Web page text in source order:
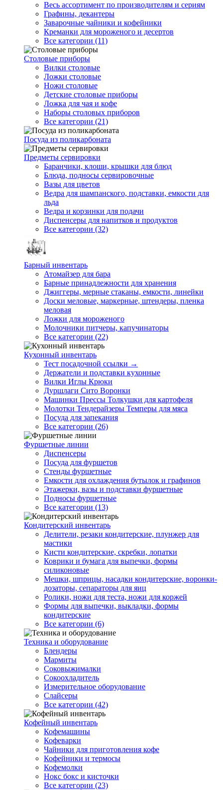
Весь ассортимент по производителям и сериям
Графины, декантеры
Заварочные чайники и кофейники
Креманки для мороженого и десертов
Все категории (11)
Столовые приборы
Вилки столовые
Ложки столовые
Ножи столовые
Детские столовые приборы
Ложка для чая и кофе
Наборы столовых приборов
Все категории (21)
Посуда из поликарбоната
Предметы сервировки
Баранчики, клоши, крышки для блюд
Блюда, подносы сервировочные
Вазы для цветов
Ведра для шампанского, подставки, емкости для
льда
Ведра и корзинки для подачи
Диспенсеры для напитков и продуктов
Все категории (32)
Барный инвентарь
Атомайзер для бара
Барные принадлежности для хранения
Джиггеры, мерные стаканы, емкости, линейки
Доски меловые, маркерные, штендеры, пленка
меловая
Ложки для мороженого
Молочники питчеры, капучинаторы
Все категории (22)
Кухонный инвентарь
Тест посадочной ссылки →
Держатели и подставки кухонные
Вилки Иглы Крюки
Дуршлаги Сито Воронки
Машинки Прессы Толкушки для картофеля
Молотки Тендерайзеры Темперы для мяса
Посуда для запекания
Все категории (26)
Фуршетные линии
Диспенсеры
Посуда для фуршетов
Стенды фуршетные
Емкости для охлаждения бутылок и графинов
Этажерки, вазы и подставки фуршетные
Подносы фуршетные
Все категории (13)
Кондитерский инвентарь
Делители, резаки кондитерские, плунжер для
мастики
Кисти кондитерские, скребки, лопатки
Коврики и бумага для выпечки, формы
силиконовые
Мешки, шприцы, насадки кондитерские, воронки-
дозаторы, сепараторы для яиц
Ролики, ножи для теста, ножи для коржей
Формы для выпечки, выкладки, формы
кондитерские
Все категории (6)
Техника и оборудование
Блендеры
Мармиты
Соковыжималки
Сокоохладитель
Измерительное оборудование
Слайсеры
Все категории (42)
Кофейный инвентарь
Кофемашины
Кофеварки
Чайники для приготовления кофе
Кофейники и термосы
Кофемолки
Нокс бокс и кисточки
Все категории (23)